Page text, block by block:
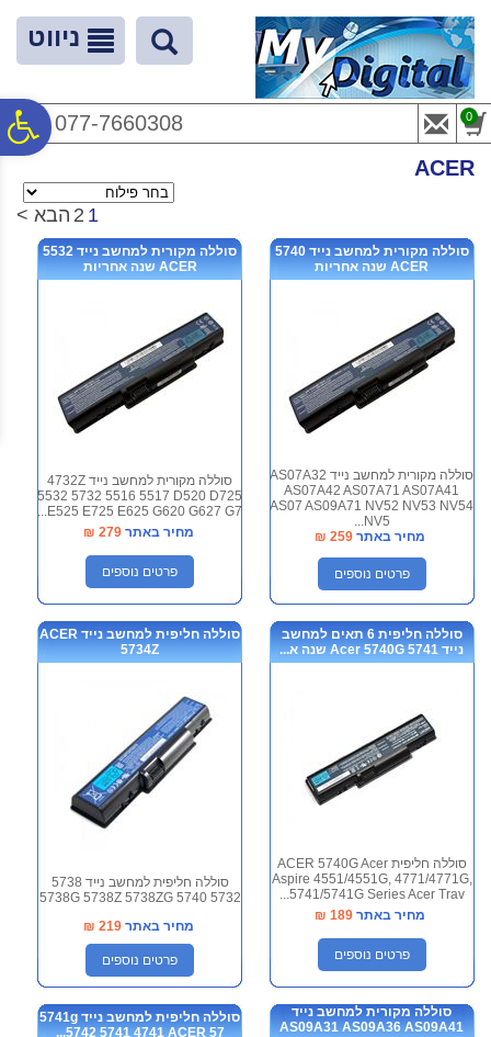
נגישות
המרכזי
ניווט
077-7660308 0
ACER
1
2 הבא >
סוללה מקורית למחשב נייד 5740
ACER שנה אחריות
סוללה מקורית למחשב נייד AS07A32
AS07A42 AS07A71 AS07A41
AS07 AS09A71 NV52 NV53 NV54
NV5...
מחיר באתר 259
₪
פרטים נוספים
סוללה מקורית למחשב נייד 5532
ACER שנה אחריות
סוללה מקורית למחשב נייד 4732Z
5532 5732 5516 5517 D520 D725
E525 E725 E625 G620 G627 G7...
מחיר באתר 279
₪
פרטים נוספים
סוללה חליפית 6 תאים למחשב
נייד 5741 Acer 5740G שנה א...
סוללה חליפית ACER 5740G Acer
Aspire 4551/4551G, 4771/4771G,
5741/5741G Series Acer Trav...
מחיר באתר 189
₪
פרטים נוספים
סוללה חליפית למחשב נייד ACER
5734Z
סוללה חליפית למחשב נייד 5738
5738G 5738Z 5738ZG 5740 5732
מחיר באתר 219
₪
פרטים נוספים
סוללה מקורית למחשב נייד
AS09A31 AS09A36 AS09A41
סוללה חליפית למחשב נייד 5741g
5742 5741 4741 ACER 57...